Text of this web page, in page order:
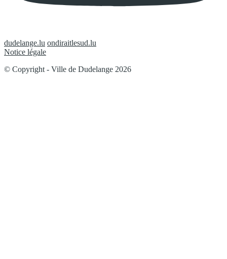
dudelange.lu ondiraitlesud.lu
Notice légale
© Copyright - Ville de Dudelange 2026